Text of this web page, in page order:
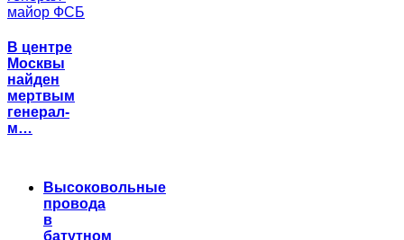
В центре
Москвы
найден
мертвым
генерал-
м…
Высоковольные
провода
в
батутном